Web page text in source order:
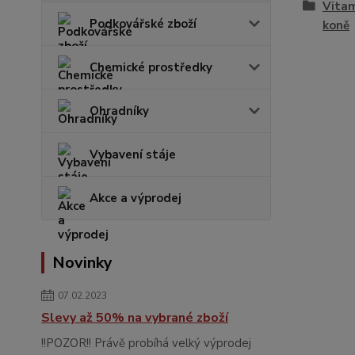
Podkovářské zboží
Chemické prostředky
Ohradníky
Vybavení stáje
Akce a výprodej
Novinky
07.02.2023
Slevy až 50% na vybrané zboží
!!POZOR!! Právě probíhá velký výprodej
koně